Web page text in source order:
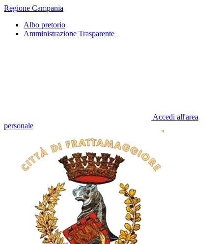
Regione Campania
Albo pretorio
Amministrazione Trasparente
Accedi all'area
personale